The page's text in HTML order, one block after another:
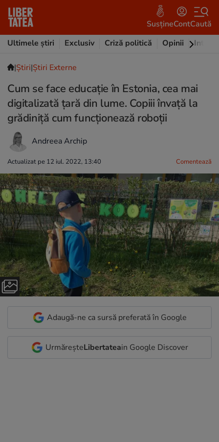
SusțineContCaută
Ultimele știri
Exclusiv Criză politică Opinii
|Ştiri|Știri Externe
Cum se face educație în Estonia, cea mai
digitalizată țară din lume. Copiii învață la
grădiniță cum funcționează roboții
Andreea Archip
Actualizat pe 12 iul. 2022, 13:40 Comentează
Adaugă-ne ca sursă preferată în Google
UrmăreșteLibertateain Google Discover